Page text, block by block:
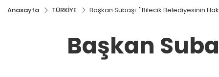
Anasayfa TÜRKİYE Başkan Subaşı: ''Bilecik Belediyesinin
Başkan